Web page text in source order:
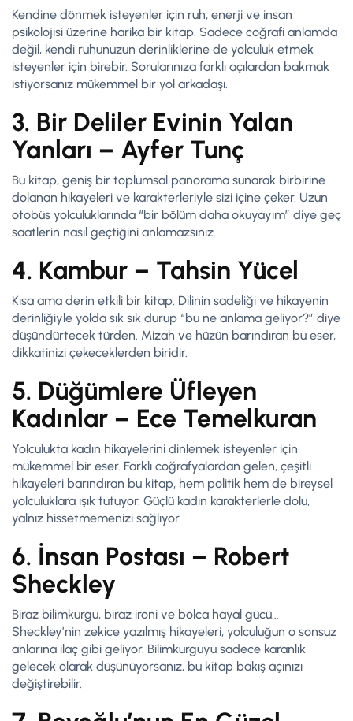
Kendine dönmek isteyenler için ruh, enerji ve insan
psikolojisi üzerine harika bir kitap. Sadece coğrafi anlamda
değil, kendi ruhunuzun derinliklerine de yolculuk etmek
isteyenler için birebir. Sorularınıza farklı açılardan bakmak
istiyorsanız mükemmel bir yol arkadaşı.
3. Bir Deliler Evinin Yalan
Yanları – Ayfer Tunç
Bu kitap, geniş bir toplumsal panorama sunarak birbirine
dolanan hikayeleri ve karakterleriyle sizi içine çeker. Uzun
otobüs yolculuklarında “bir bölüm daha okuyayım” diye geç
saatlerin nasıl geçtiğini anlamazsınız.
4. Kambur – Tahsin Yücel
Kısa ama derin etkili bir kitap. Dilinin sadeliği ve hikayenin
derinliğiyle yolda sık sık durup “bu ne anlama geliyor?” diye
düşündürtecek türden. Mizah ve hüzün barındıran bu eser,
dikkatinizi çekeceklerden biridir.
5. Düğümlere Üfleyen
Kadınlar – Ece Temelkuran
Yolculukta kadın hikayelerini dinlemek isteyenler için
mükemmel bir eser. Farklı coğrafyalardan gelen, çeşitli
hikayeleri barındıran bu kitap, hem politik hem de bireysel
yolculuklara ışık tutuyor. Güçlü kadın karakterlerle dolu,
yalnız hissetmemenizi sağlıyor.
6. İnsan Postası – Robert
Sheckley
Biraz bilimkurgu, biraz ironi ve bolca hayal gücü…
Sheckley’nin zekice yazılmış hikayeleri, yolculuğun o sonsuz
anlarına ilaç gibi geliyor. Bilimkurguyu sadece karanlık
gelecek olarak düşünüyorsanız, bu kitap bakış açınızı
değiştirebilir.